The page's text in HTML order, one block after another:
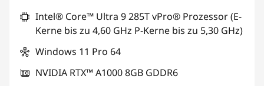
Intel® Core™ Ultra 9 285T vPro® Prozessor (E-
Kerne bis zu 4,60 GHz P-Kerne bis zu 5,30 GHz)
Windows 11 Pro 64
NVIDIA RTX™ A1000 8GB GDDR6